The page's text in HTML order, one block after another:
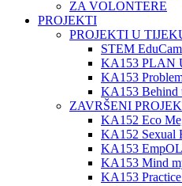
ZA VOLONTERE
PROJEKTI
PROJEKTI U
STEM
KA153 PLAN
KA153
KA153 Behind
ZAVRŠENI
KA152 Eco
KA152 Sexual
KA153 EmpOL
KA153 Mind
KA153